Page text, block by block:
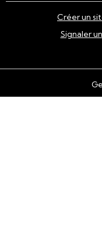
Créer un
Signaler